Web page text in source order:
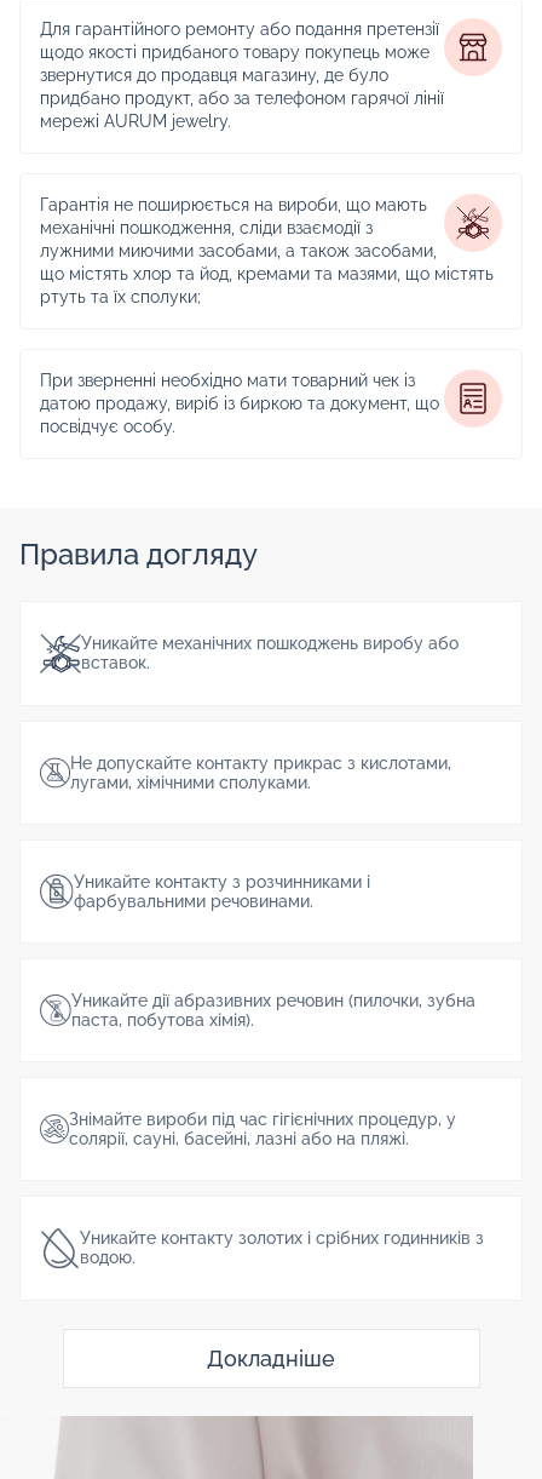
Для гарантійного ремонту або подання претензії
щодо якості придбаного товару покупець може
звернутися до продавця магазину, де було
придбано продукт, або за телефоном гарячої лінії
мережі AURUM jewelry.
Гарантія не поширюється на вироби, що мають
механічні пошкодження, сліди взаємодії з
лужними миючими засобами, а також засобами,
що містять хлор та йод, кремами та мазями, що містять
ртуть та їх сполуки;
При зверненні необхідно мати товарний чек із
датою продажу, виріб із биркою та документ, що
посвідчує особу.
Правила догляду
Уникайте механічних пошкоджень виробу або
вставок.
Не допускайте контакту прикрас з кислотами,
лугами, хімічними сполуками.
Уникайте контакту з розчинниками і
фарбувальними речовинами.
Уникайте дії абразивних речовин (пилочки, зубна
паста, побутова хімія).
Знімайте вироби під час гігієнічних процедур, у
солярії, сауні, басейні, лазні або на пляжі.
Уникайте контакту золотих і срібних годинників з
водою.
Докладніше